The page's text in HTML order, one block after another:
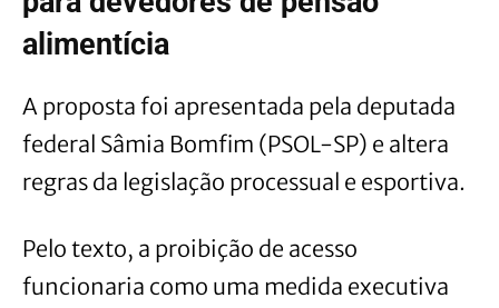
alimentícia
A proposta foi apresentada pela deputada
federal Sâmia Bomfim (PSOL-SP) e altera
regras da legislação processual e esportiva.
Pelo texto, a proibição de acesso
funcionaria como uma medida executiva